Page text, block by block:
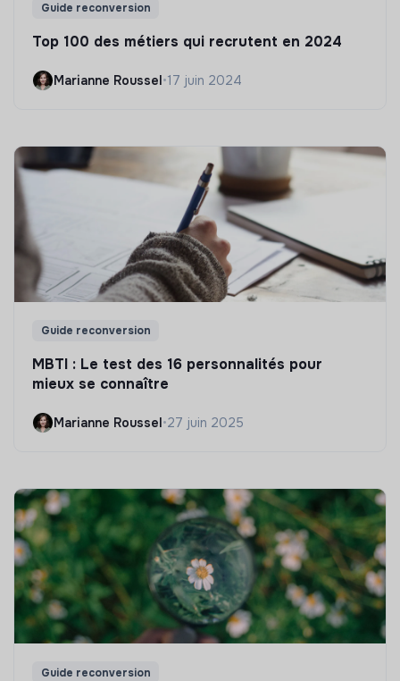
Guide reconversion
Top 100 des métiers qui recrutent en 2024
Marianne Roussel•17 juin 2024
Guide reconversion
MBTI : Le test des 16 personnalités pour
mieux se connaître
Marianne Roussel•27 juin 2025
Guide reconversion